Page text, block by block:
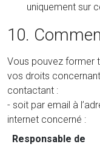
uniquement sur
10.
Vous pouvez former
vos droits
contactant :
- soit par email à
internet concerné :
Responsable de